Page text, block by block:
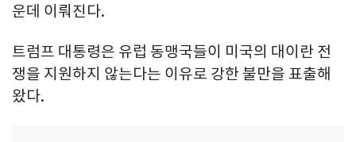
운데 이뤄진다.
트럼프 대통령은 유럽 동맹국들이 미국의 대이란 전
쟁을 지원하지 않는다는 이유로 강한 불만을 표출해
왔다.